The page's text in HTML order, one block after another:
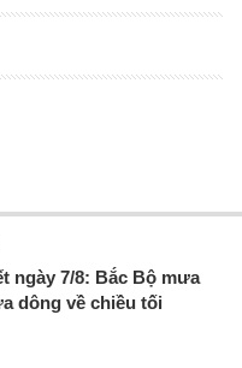
ngày 7/8: Bắc Bộ mưa
dông về chiều tối